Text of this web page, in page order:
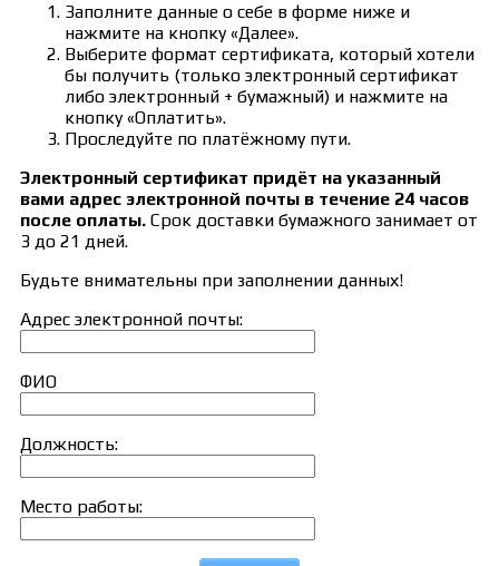
Заполните данные о себе в форме ниже и
нажмите на кнопку «Далее».
Выберите формат сертификата, который хотели
бы получить (только электронный сертификат
либо электронный + бумажный) и нажмите на
кнопку «Оплатить».
Проследуйте по платёжному пути.
Электронный сертификат придёт на указанный
вами адрес электронной почты в течение 24 часов
после оплаты. Срок доставки бумажного занимает от
3 до 21 дней.
Будьте внимательны при заполнении данных!
Адрес электронной почты:
ФИО
Должность:
Место работы: